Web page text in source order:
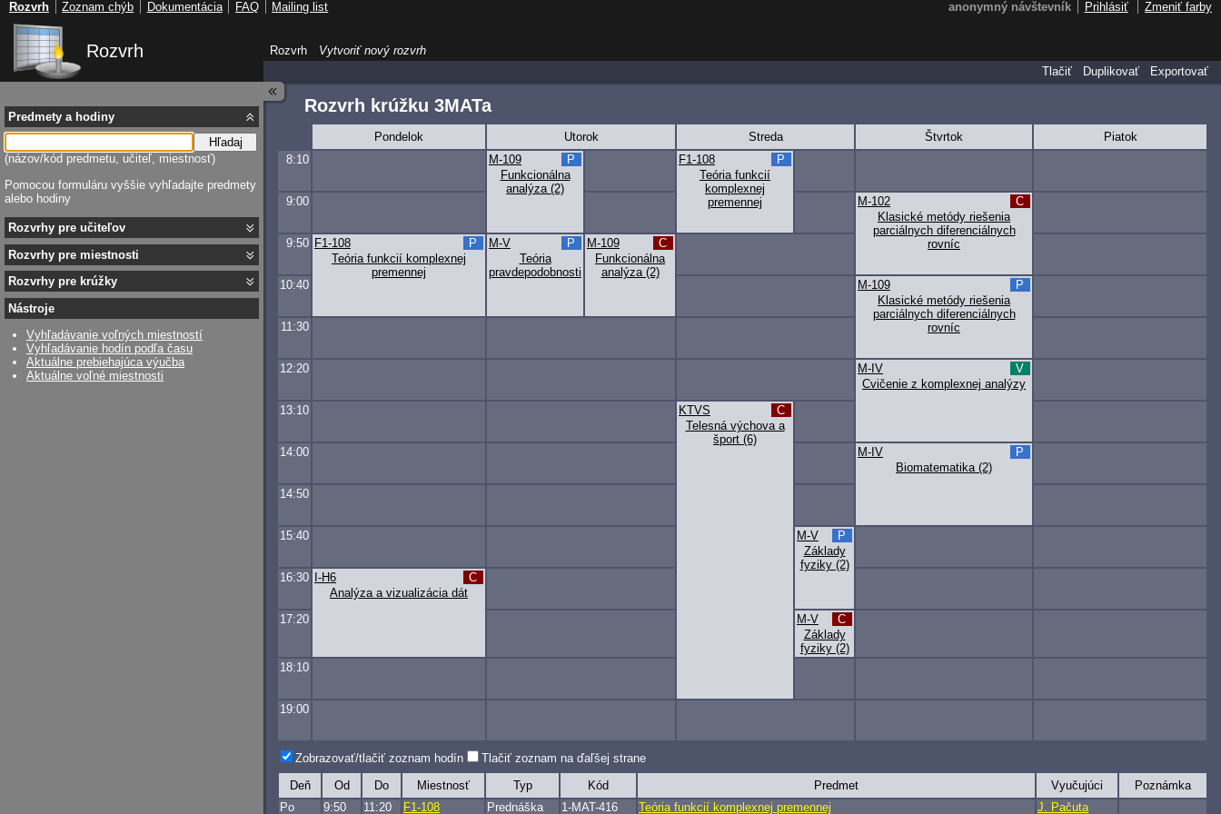
Rozvrh
Rozvrh krúžku 3MATa
Pondelok Utorok Streda Štvrtok
Piatok
8:10
Funkcionálna
analýza (2)
M-109
P
Teória funkcií
komplexnej
premennej
F1-108 P
9:00
Klasické metódy riešenia
parciálnych diferenciálnych
rovníc
M-102 C
9:50
Teória funkcií komplexnej
premennej
F1-108
P
Teória
pravdepodobnosti
M-V
P
Funkcionálna
analýza (2)
M-109 C
10:40
Klasické metódy riešenia
parciálnych diferenciálnych
rovníc
M-109 P
11:30
12:20
Cvičenie z komplexnej analýzy
M-IV V
13:10
Telesná výchova a
šport (6)
KTVS C
14:00
Biomatematika (2)
M-IV P
14:50
15:40
Základy
fyziky (2)
M-V P
16:30
Analýza a vizualizácia dát
I-H6 C
17:20
Základy
fyziky (2)
M-V C
18:10
19:00
Zobrazovať/tlačiť zoznam hodín Tlačiť zoznam na ďaľšej strane
Deň Od Do Miestnosť Typ Kód Predmet Vyučujúci
Poznámka
Po
9:50 11:20 F1-108 Prednáška 1-MAT-416 Teória funkcií komplexnej premennej J. Pačuta
Predmety a hodiny
Hľadaj
(názov/kód predmetu, učiteľ, miestnosť)
Pomocou formuláru vyššie vyhľadajte predmety
alebo hodiny
Rozvrhy pre učiteľov
Rozvrhy pre miestnosti
Rozvrhy pre krúžky
Nástroje
Vyhľadávanie voľných miestností
Vyhľadávanie hodín podľa času
Aktuálne prebiehajúca výučba
Aktuálne voľné miestnosti
Rozvrh
Vytvoriť nový rozvrh
Tlačiť
Duplikovať Exportovať
anonymný návštevník Prihlásiť Zmeniť farby
Rozvrh Zoznam chýb Dokumentácia FAQ Mailing list